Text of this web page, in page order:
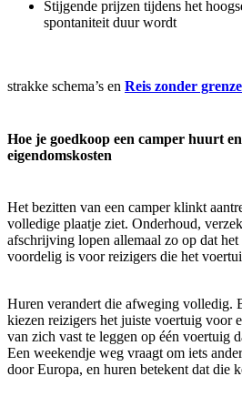
Stijgende prijzen tijdens het
spontaniteit duur wordt
strakke schema’s en Reis zonder
Hoe je goedkoop een camper huurt
eigendomskosten
Het bezitten van een camper klinkt
volledige plaatje ziet. Onderhoud,
afschrijving lopen allemaal zo op dat
voordelig is voor reizigers die het
Huren verandert die afweging volledig.
kiezen reizigers het juiste voertuig voor
van zich vast te leggen op één voertuig
Een weekendje weg vraagt om iets
door Europa, en huren betekent dat die